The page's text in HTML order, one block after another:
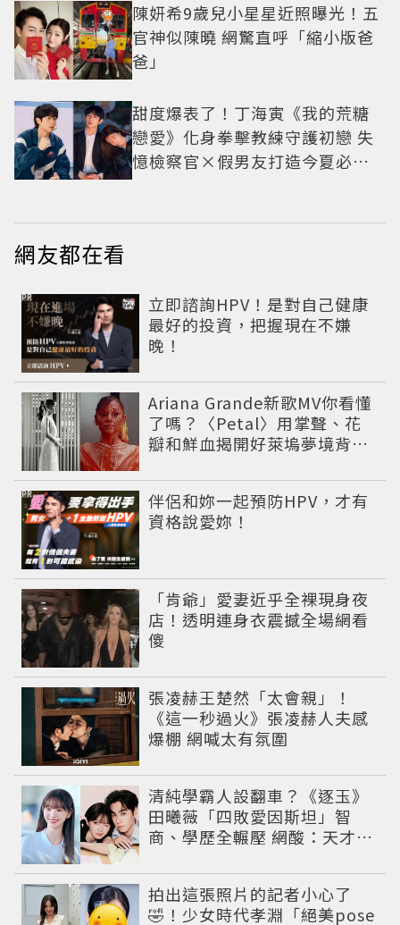
陳妍希9歲兒小星星近照曝光！五
官神似陳曉 網驚直呼「縮小版爸
爸」
甜度爆表了！丁海寅《我的荒糖
戀愛》化身拳擊教練守護初戀 失
憶檢察官×假男友打造今夏必看
網友都在看
立即諮詢HPV！是對自己健康
最好的投資，把握現在不嫌
晚！
PR
Ariana Grande新歌MV你看懂
了嗎？〈Petal〉用掌聲、花
瓣和鮮血揭開好萊塢夢境背後
伴侶和妳一起預防HPV，才有
資格說愛妳！
PR
「肯爺」愛妻近乎全裸現身夜
店！透明連身衣震撼全場網看
傻
張凌赫王楚然「太會親」！
《這一秒過火》張凌赫人夫感
爆棚 網喊太有氛圍
清純學霸人設翻車？《逐玉》
田曦薇「四敗愛因斯坦」智
商、學歷全輾壓 網酸：天才全
拍出這張照片的記者小心了
🤣！少女時代孝淵「絕美pose